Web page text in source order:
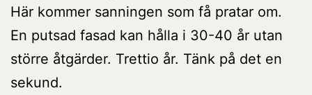
Här kommer sanningen som få pratar om.
En putsad fasad kan hålla i 30-40 år utan
större åtgärder. Trettio år. Tänk på det en
sekund.